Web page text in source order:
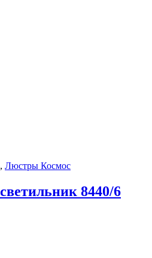
, Люстры Космос
8440/6